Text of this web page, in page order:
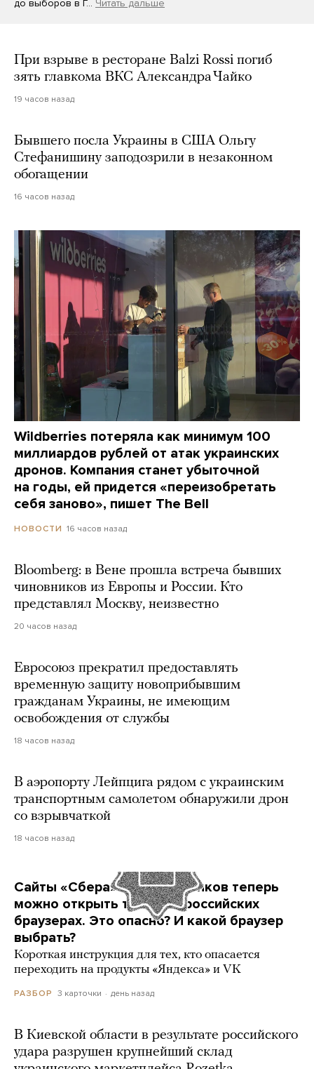
до выборов в Г… Читать дальше
При взрыве в ресторане Balzi Rossi погиб
зять главкома ВКС Александра Чайко
19 часов назад
Бывшего посла Украины в США Ольгу
Стефанишину заподозрили в незаконном
обогащении
16 часов назад
Wildberries потеряла как минимум 100
миллиардов рублей от атак украинских
дронов. Компания станет убыточной
на годы, ей придется «переизобретать
себя заново», пишет The Bell
НОВОСТИ 16 часов назад
Bloomberg: в Вене прошла встреча бывших
чиновников из Европы и России. Кто
представлял Москву, неизвестно
20 часов назад
Евросоюз прекратил предоставлять
временную защиту новоприбывшим
гражданам Украины, не имеющим
освобождения от службы
18 часов назад
В аэропорту Лейпцига рядом с украинским
транспортным самолетом обнаружили дрон
со взрывчаткой
18 часов назад
Сайты «Сбера» и других банков теперь
можно открыть только в российских
браузерах. Это опасно? И какой браузер
выбрать?
Короткая инструкция для тех, кто опасается
переходить на продукты «Яндекса» и VK
РАЗБОР 3 карточки день назад
В Киевской области в результате российского
удара разрушен крупнейший склад